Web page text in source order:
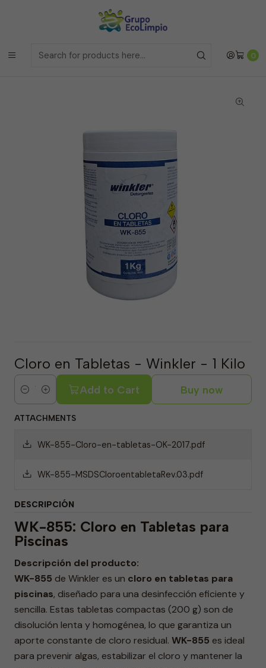
0
Envíos a la Region Metropolitana
compras antes de las 12 del medio día de
Envíos a todo Chilea traves de Bluexpress
Home Línea Industrial Cloro en Tabletas - Winkler - 1 Kilo
Cloro en Tabletas - Winkler - 1 Kilo
Quantity
Add to Cart Buy now
ATTACHMENTS
WK-855-Cloro-en-tabletas-OK-2017.pdf
WK-855-MSDSCloroentabletaRev.03.pdf
DESCRIPCIÓN
WK-855: Cloro en Tabletas para
Piscinas
Descripción del producto:
WK-855 de Winkler es un cloro en tabletas para
piscinas, diseñado para una desinfección eficiente y
sencilla. Estas tabletas compactas (200 g) son de
disolución lenta y homogénea, lo que garantiza un
aporte constante de cloro residual. WK-855 es ideal
para prevenir algas, estabilizar el cloro y mantener la